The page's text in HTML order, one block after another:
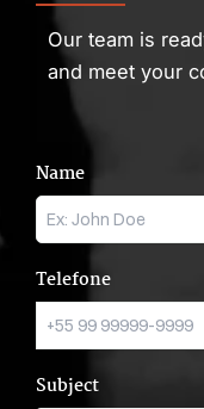
Our team is
and meet your
Name
Telefone
Subject